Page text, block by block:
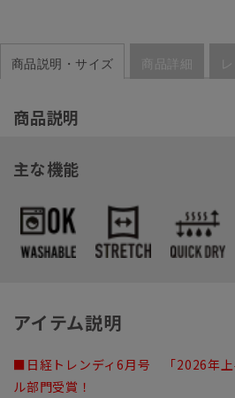
商品説明・サイズ 商品詳細
商品説明
主な機能
アイテム説明
■日経トレンディ6月号 「2026年上
ル部門受賞！